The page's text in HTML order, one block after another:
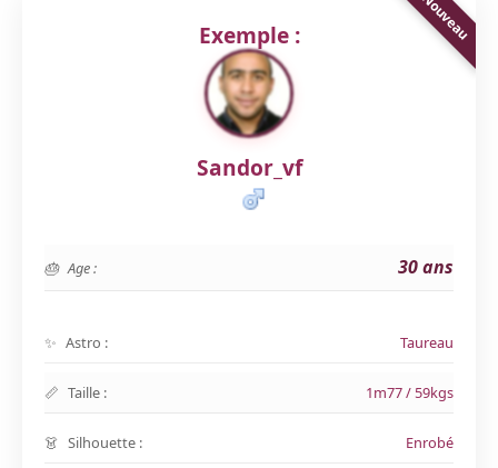
Exemple :
Sandor_vf
Age : 30 ans
Astro : Taureau
Taille : 1m77 / 59kgs
Silhouette : Enrobé